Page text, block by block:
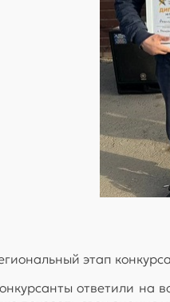
этап
ответили на